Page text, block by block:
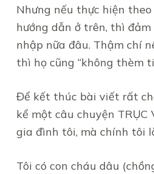
Nhưng nếu thực hiện
hướng dẫn ở trên, thì đảm
nhập nữa đâu. Thậm chí
thì họ cũng “không thèm
Để kết thúc bài viết rất
kể một câu chuyện
gia đình tôi, mà chính tôi
Tôi có con cháu dâu